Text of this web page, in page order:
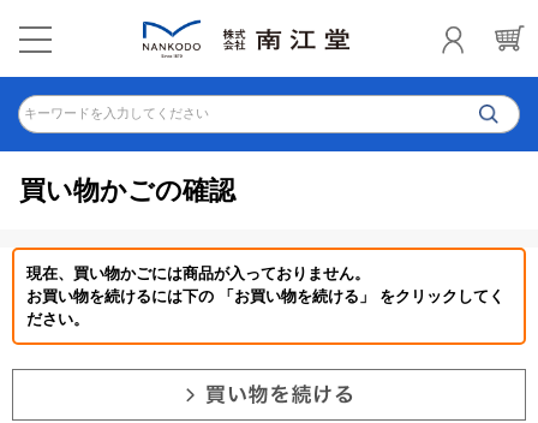
キーワードを入力してください
買い物かごの確認
現在、買い物かごには商品が入っておりません。
お買い物を続けるには下の 「お買い物を続ける」 をクリックしてく
ださい。